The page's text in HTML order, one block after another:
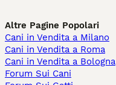
Altre Pagine Popolari
Cani in Vendita a Milano
Cani in Vendita a Roma
Cani in Vendita a Bologna
Forum Sui Cani